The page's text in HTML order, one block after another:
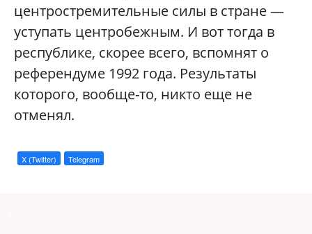
центростремительные силы в стране —
уступать центробежным. И вот тогда в
республике, скорее всего, вспомнят о
референдуме 1992 года. Результаты
которого, вообще-то, никто еще не
отменял.
X (Twitter) Telegram